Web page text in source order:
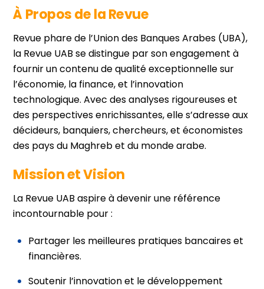
À Propos de la Revue
Revue phare de l’Union des Banques Arabes (UBA),
la Revue UAB se distingue par son engagement à
fournir un contenu de qualité exceptionnelle sur
l’économie, la finance, et l’innovation
technologique. Avec des analyses rigoureuses et
des perspectives enrichissantes, elle s’adresse aux
décideurs, banquiers, chercheurs, et économistes
des pays du Maghreb et du monde arabe.
Mission et Vision
La Revue UAB aspire à devenir une référence
incontournable pour :
Partager les meilleures pratiques bancaires et
financières.
Soutenir l’innovation et le développement